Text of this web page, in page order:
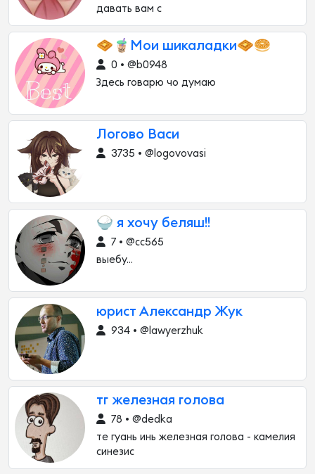
давать вам с
🧇🧋Мои шикаладки🧇🥯
0 • @b0948
Здесь говарю чо думаю
Логово Васи
3735 • @logovovasi
🍚 я хочу беляш!!
7 • @cc565
выебу...
юрист Александр Жук
934 • @lawyerzhuk
тг железная голова
78 • @dedka
те гуань инь железная голова - камелия
синезис